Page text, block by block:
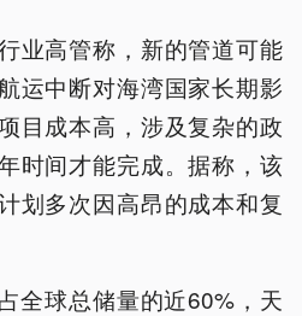
业高管称，新的管道可能
运中断对海湾国家长期影
目成本高，涉及复杂的政
时间才能完成。据称，该
划多次因高昂的成本和复
全球总储量的近60%，天